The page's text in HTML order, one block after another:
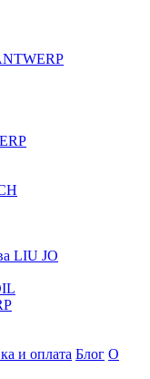
LIU JO
и оплата Блог О